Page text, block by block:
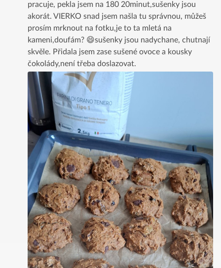
pracuje, pekla jsem na 180 20minut,sušenky jsou
akorát. VIERKO snad jsem našla tu správnou, můžeš
prosím mrknout na fotku,je to ta mletá na
kameni,doufám? 😄sušenky jsou nadychane, chutnají
skvěle. Přidala jsem zase sušené ovoce a kousky
čokolády,není třeba doslazovat.